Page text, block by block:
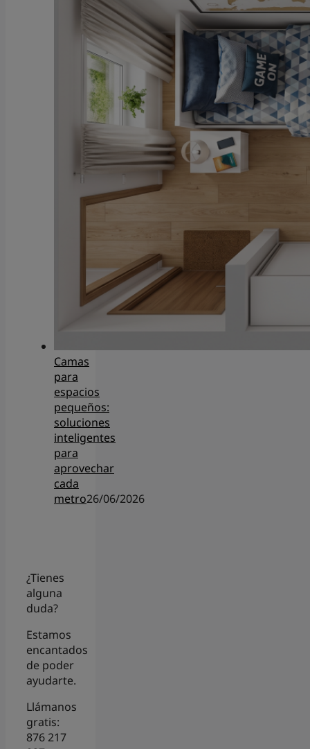
Camas
para
espacios
pequeños:
soluciones
inteligentes
para
aprovechar
cada
metro26/06/2026
¿Tienes
alguna
duda?
Estamos
encantados
de poder
ayudarte.
Llámanos
gratis:
876 217